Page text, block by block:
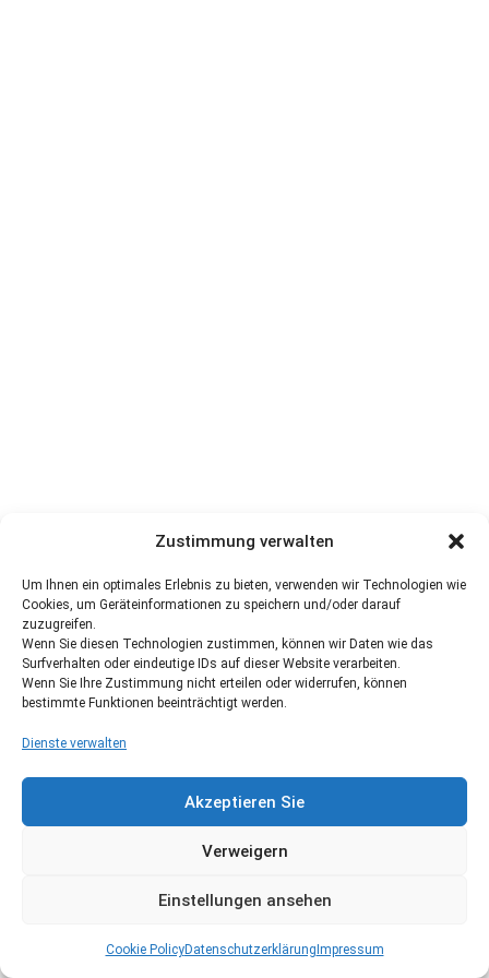
Zustimmung verwalten
Um Ihnen ein optimales Erlebnis zu bieten, verwenden wir Technologien wie
Cookies, um Geräteinformationen zu speichern und/oder darauf
zuzugreifen.
Wenn Sie diesen Technologien zustimmen, können wir Daten wie das
Surfverhalten oder eindeutige IDs auf dieser Website verarbeiten.
Wenn Sie Ihre Zustimmung nicht erteilen oder widerrufen, können
bestimmte Funktionen beeinträchtigt werden.
Dienste verwalten
Akzeptieren Sie
Verweigern
Einstellungen ansehen
Cookie PolicyDatenschutzerklärung Impressum